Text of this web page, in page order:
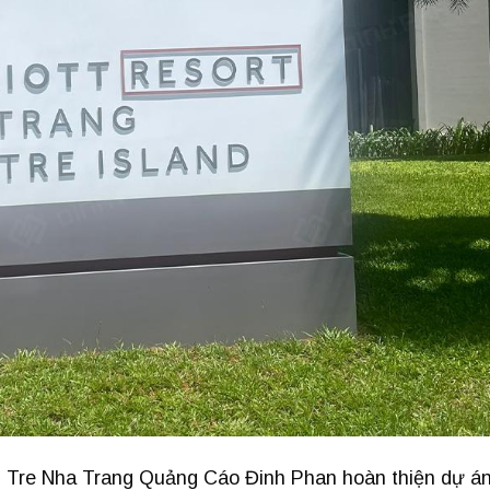
Nha Trang Quảng Cáo Đinh Phan hoàn thiện dự